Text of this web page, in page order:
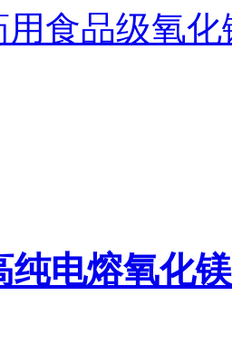
用食品级氧化
纯电熔氧化镁